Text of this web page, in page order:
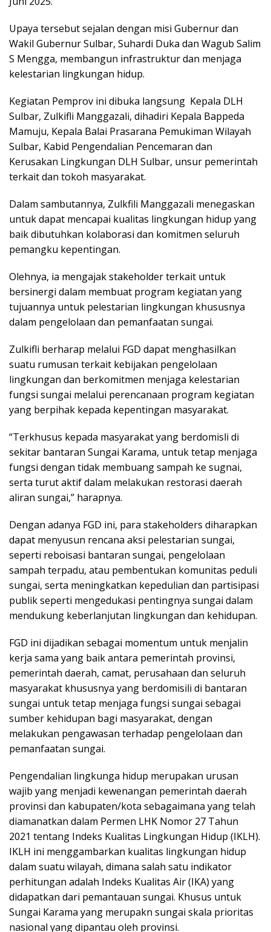
Upaya tersebut sejalan dengan misi Gubernur dan
Wakil Gubernur Sulbar, Suhardi Duka dan Wagub Salim
S Mengga, membangun infrastruktur dan menjaga
kelestarian lingkungan hidup.
Kegiatan Pemprov ini dibuka langsung Kepala DLH
Sulbar, Zulkifli Manggazali, dihadiri Kepala Bappeda
Mamuju, Kepala Balai Prasarana Pemukiman Wilayah
Sulbar, Kabid Pengendalian Pencemaran dan
Kerusakan Lingkungan DLH Sulbar, unsur pemerintah
terkait dan tokoh masyarakat.
Dalam sambutannya, Zulkfili Manggazali menegaskan
untuk dapat mencapai kualitas lingkungan hidup yang
baik dibutuhkan kolaborasi dan komitmen seluruh
pemangku kepentingan.
Olehnya, ia mengajak stakeholder terkait untuk
bersinergi dalam membuat program kegiatan yang
tujuannya untuk pelestarian lingkungan khususnya
dalam pengelolaan dan pemanfaatan sungai.
Zulkifli berharap melalui FGD dapat menghasilkan
suatu rumusan terkait kebijakan pengelolaan
lingkungan dan berkomitmen menjaga kelestarian
fungsi sungai melalui perencanaan program kegiatan
yang berpihak kepada kepentingan masyarakat.
“Terkhusus kepada masyarakat yang berdomisli di
sekitar bantaran Sungai Karama, untuk tetap menjaga
fungsi dengan tidak membuang sampah ke sugnai,
serta turut aktif dalam melakukan restorasi daerah
aliran sungai,” harapnya.
Dengan adanya FGD ini, para stakeholders diharapkan
dapat menyusun rencana aksi pelestarian sungai,
seperti reboisasi bantaran sungai, pengelolaan
sampah terpadu, atau pembentukan komunitas peduli
sungai, serta meningkatkan kepedulian dan partisipasi
publik seperti mengedukasi pentingnya sungai dalam
mendukung keberlanjutan lingkungan dan kehidupan.
FGD ini dijadikan sebagai momentum untuk menjalin
kerja sama yang baik antara pemerintah provinsi,
pemerintah daerah, camat, perusahaan dan seluruh
masyarakat khususnya yang berdomisili di bantaran
sungai untuk tetap menjaga fungsi sungai sebagai
sumber kehidupan bagi masyarakat, dengan
melakukan pengawasan terhadap pengelolaan dan
pemanfaatan sungai.
Pengendalian lingkunga hidup merupakan urusan
wajib yang menjadi kewenangan pemerintah daerah
provinsi dan kabupaten/kota sebagaimana yang telah
diamanatkan dalam Permen LHK Nomor 27 Tahun
2021 tentang Indeks Kualitas Lingkungan Hidup (IKLH).
IKLH ini menggambarkan kualitas lingkungan hidup
dalam suatu wilayah, dimana salah satu indikator
perhitungan adalah Indeks Kualitas Air (IKA) yang
didapatkan dari pemantauan sungai. Khusus untuk
Sungai Karama yang merupakn sungai skala prioritas
nasional yang dipantau oleh provinsi.